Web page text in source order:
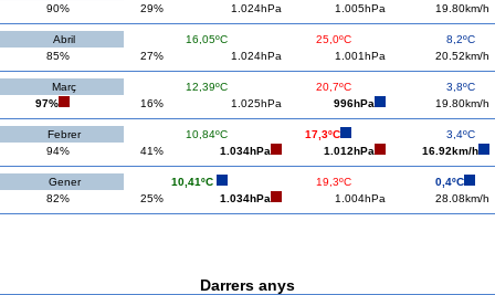
90%
29% 1.024hPa 1.005hPa 19.80km/h
Abril 16,05ºC 25,0ºC
8,2ºC
85%
27% 1.024hPa 1.001hPa 20.52km/h
Març 12,39ºC 20,7ºC
3,8ºC
97%
16% 1.025hPa 996hPa 19.80km/h
Febrer 10,84ºC 17,3ºC
3,4ºC
94%
41% 1.034hPa 1.012hPa 16.92km/h
Gener 10,41ºC 19,3ºC
0,4ºC
82%
25% 1.034hPa 1.004hPa 28.08km/h
Darrers anys